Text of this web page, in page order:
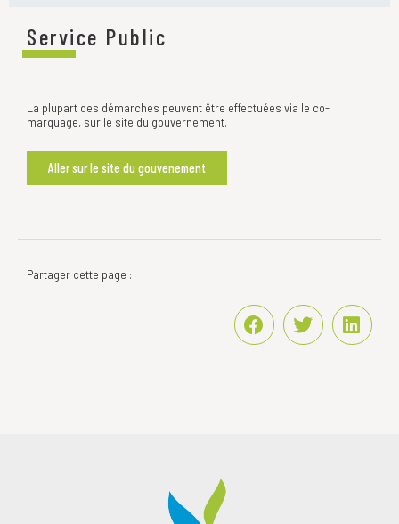
Service Public
La plupart des démarches peuvent être effectuées via le co-
marquage, sur le site du gouvernement.
Aller sur le site du gouvenement
Partager cette page :